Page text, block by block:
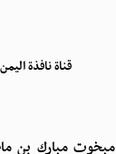
قناة نافذة
مبارك بن